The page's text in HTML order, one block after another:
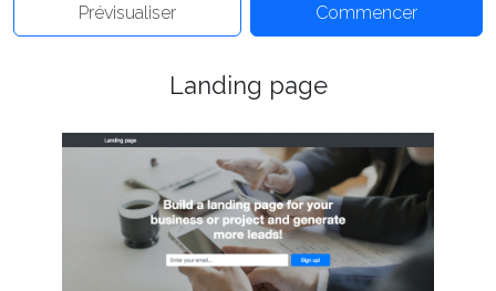
Prévisualiser Commencer
Landing page